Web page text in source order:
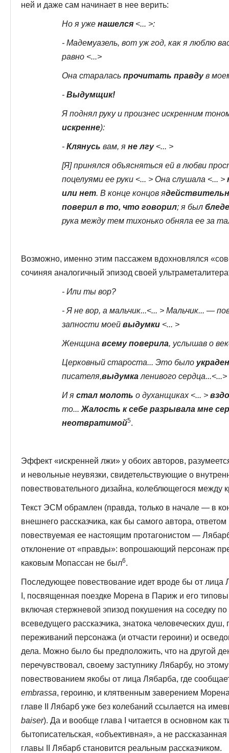
ней и даже сам начинает в нее верить:
Но я уже нашелся <... >:
- Мадемуазель, вот уж год, как я люблю
равно <...>
Она старалась прочитать правдув
- Выдумщик!
Я поднял руку и произнес искренним
искренне):
- Клянусь вам, я не лгу<... >
[Я] принялся объясняться ей в любви
поцелуями ее руки <... > Она слушала <... >
или нет. В конце концов я
поверил в то, что говорил; я был
рука между тем тихонько обняла ее за
Возможно, именно этим пассажем вдохновлялся
сочиняя аналогичный эпизод своей
- Или ты вор?
- Я не вор, а мальчик...<... > Мальчик... —
запности моей выдумки <... >
Женщина всему поверила, услышав о
Церковный староста... Это было
писателя,выдумка ленивого сердца...<...>
И я стал молоть о духанщиках <... >
то... Жалость к себе разрывала мне
неотвратимой5.
Эффект «искренней лжи» у обоих авторов,
и невольные неувязки, свидетельствующие о
повествовательного дизайна, колеблющегося
Текст ЭСМ обрамлен (правда, только в начале — в
внешнего рассказчика, как бы самого автора,
повествуемая ее настоящим протагонистом —
отклонение от «правды»: вопрошающий персонаж
каковым Мопассан не был6.
Последующее повествование идет вроде бы от лица
I, посвященная поездке Морена в Париж и его
включая стержневой эпизод покушения на соседку по
всеведущего рассказчика, знатока человече­ских
переживаний персонажа (и отчасти героини) и
дела. Можно было бы предположить, что на другой
перечувствовал, своему заступнику Лябарбу, но
повествованием якобы от лица Лябарба, где
embrassa, героиню, и клятвенным заверением
главе II Лябарб уже без колебаний ссылается на
baiser). Да и вообще глава I читается в основном как
бытописательская, «объективная», а не
главы II Лябарб становится реальным рассказчиком.